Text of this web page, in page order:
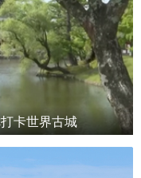
卡世界古城